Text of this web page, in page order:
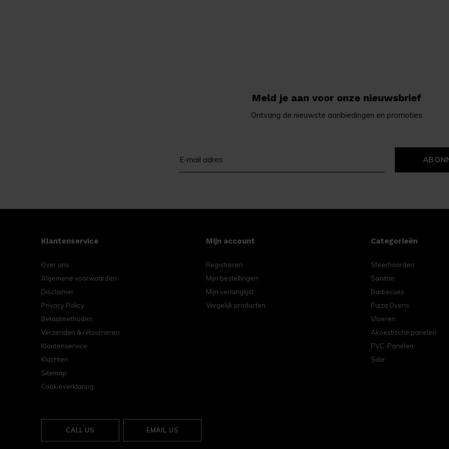
Meld je aan voor onze nieuwsbrief
Ontvang de nieuwste aanbiedingen en promoties
Klantenservice
Over ons
Algemene voorwaarden
Disclaimer
Privacy Policy
Betaalmethoden
Verzenden & retourneren
Klantenservice
Klachten
Sitemap
Cookieverklaring
Mijn account
Registreren
Mijn bestellingen
Mijn verlanglijst
Vergelijk producten
Categorieën
Sfeerhaarden
Sanitair
Barbecues
Pizza Ovens
Vloeren
Akoestische panelen
PVC-Panelen
Sale
CALL US EMAIL US